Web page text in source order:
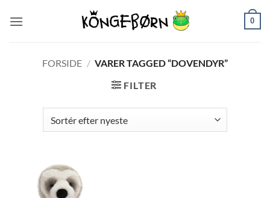
0
FORSIDE / VARER TAGGED “DOVENDYR”
FILTER